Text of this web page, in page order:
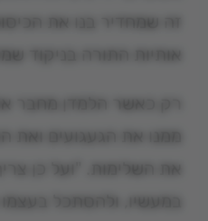
זה שמחדיר בנו את
אותיות התורה בניקוד
רק כאשר הלמדן מחבר
ממנו את הגעגועים ואת
את השלימות. "ועל כן
במעשיו, ולהסתכל